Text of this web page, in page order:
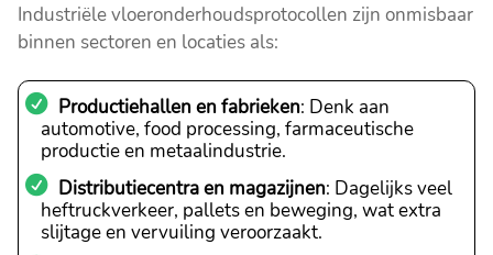
Industriële vloeronderhoudsprotocollen zijn onmisbaar
binnen sectoren en locaties als:
Productiehallen en fabrieken: Denk aan
automotive, food processing, farmaceutische
productie en metaalindustrie.
Distributiecentra en magazijnen: Dagelijks veel
heftruckverkeer, pallets en beweging, wat extra
slijtage en vervuiling veroorzaakt.